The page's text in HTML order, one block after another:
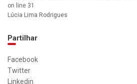
on line 31
Lúcia Lima Rodrigues
Partilhar
Facebook
Twitter
Linkedin